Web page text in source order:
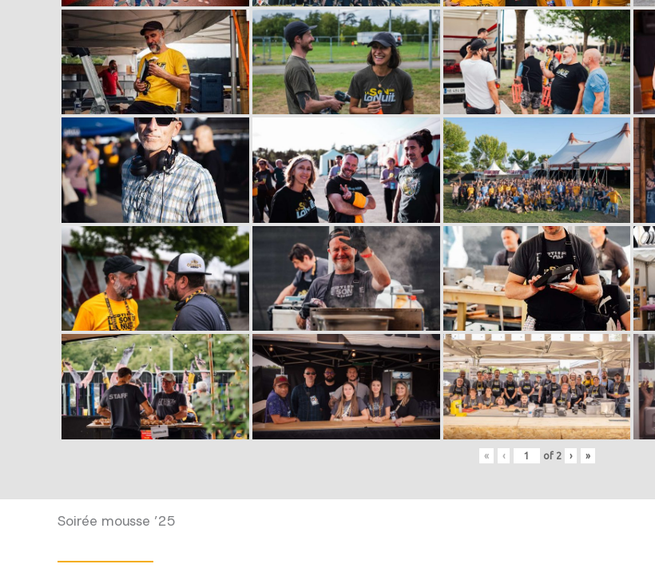
« ‹ of 2 › »
Soirée mousse ’25